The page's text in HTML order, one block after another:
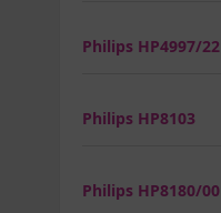
Philips HP4997/22
Philips HP8103
Philips HP8180/00